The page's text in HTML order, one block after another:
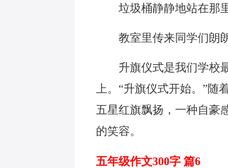
垃圾桶静静地站在那
教室里传来同学们朗
升旗仪式是我们学校
上。“升旗仪式开始。”
五星红旗飘扬，一种自豪
的笑容。
五年级作文300字 篇6